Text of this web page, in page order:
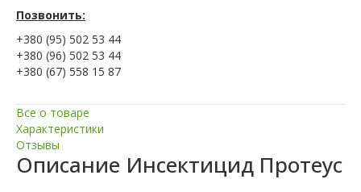
Позвонить:
+380 (95) 502 53 44
+380 (96) 502 53 44
+380 (67) 558 15 87
Все о товаре
Характеристики
Отзывы
Описание Инсектицид Протеус